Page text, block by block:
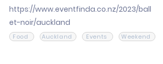
https://www.eventfinda.co.nz/2023/ball
et-noir/auckland
Food Auckland Events Weekend